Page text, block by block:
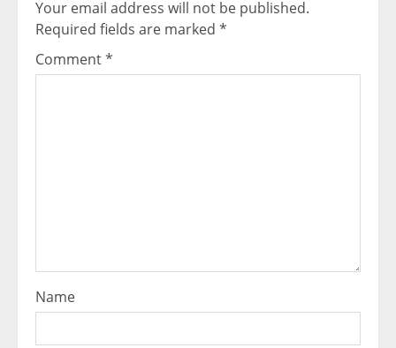
Your email address will not be published.
Required fields are marked *
Comment*
Name